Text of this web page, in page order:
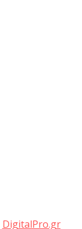
DigitalPro.gr